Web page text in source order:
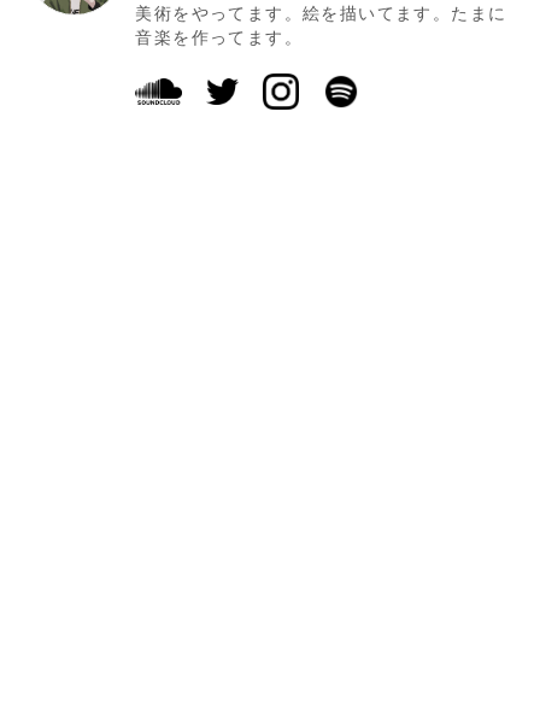
美術をやってます。絵を描いてます。たまに
音楽を作ってます。